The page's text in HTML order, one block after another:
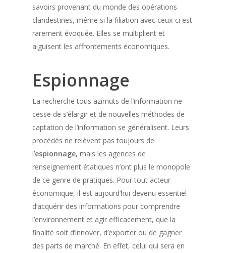
savoirs provenant du monde des opérations
clandestines, même si la filiation avec ceux-ci est
rarement évoquée. Elles se multiplient et
aiguisent les affrontements économiques.
Espionnage
La recherche tous azimuts de l’information ne
cesse de s’élargir et de nouvelles méthodes de
captation de l’information se généralisent. Leurs
procédés ne relèvent pas toujours de
l’espionnage, mais les agences de
renseignement étatiques n’ont plus le monopole
de ce genre de pratiques. Pour tout acteur
économique, il est aujourd’hui devenu essentiel
d’acquérir des informations pour comprendre
l’environnement et agir efficacement, que la
finalité soit d’innover, d’exporter ou de gagner
des parts de marché. En effet, celui qui sera en